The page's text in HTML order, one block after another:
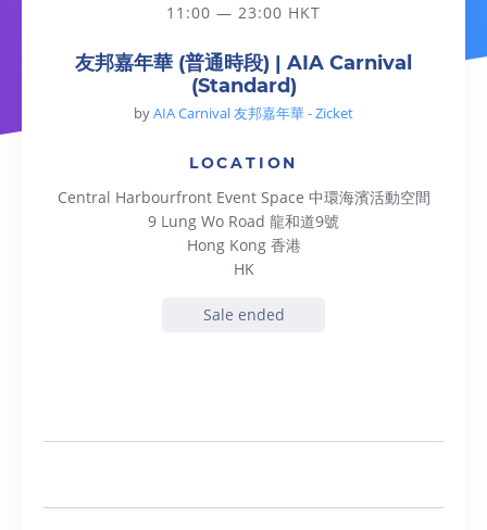
11:00 — 23:00 HKT
友邦嘉年華 (普通時段) | AIA Carnival
(Standard)
byAIA Carnival 友邦嘉年華 - Zicket
LOCATION
Central Harbourfront Event Space 中環海濱活動空間
9 Lung Wo Road 龍和道9號
Hong Kong 香港
HK
Sale ended